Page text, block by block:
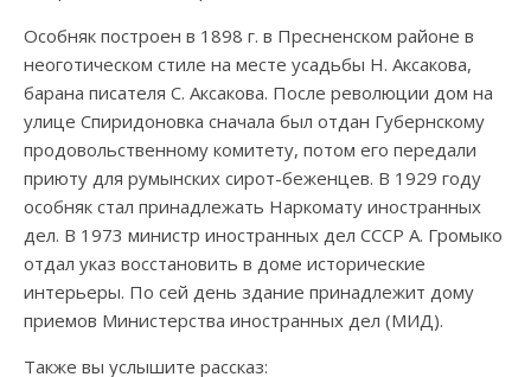
Особняк построен в 1898 г. в Пресненском районе в
неоготическом стиле на месте усадьбы Н. Аксакова,
барана писателя С. Аксакова. После революции дом на
улице Спиридоновка сначала был отдан Губернскому
продовольственному комитету, потом его передали
приюту для румынских сирот-беженцев. В 1929 году
особняк стал принадлежать Наркомату иностранных
дел. В 1973 министр иностранных дел СССР А. Громыко
отдал указ восстановить в доме исторические
интерьеры. По сей день здание принадлежит дому
приемов Министерства иностранных дел (МИД ).
Также вы услышите рассказ: